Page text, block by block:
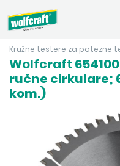
Kružne testere za potezne
Wolfcraft
ručne cirkulare;
kom.)